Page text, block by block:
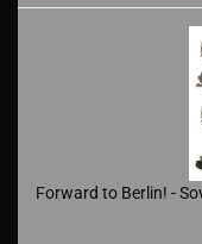
Forward to Berlin! -